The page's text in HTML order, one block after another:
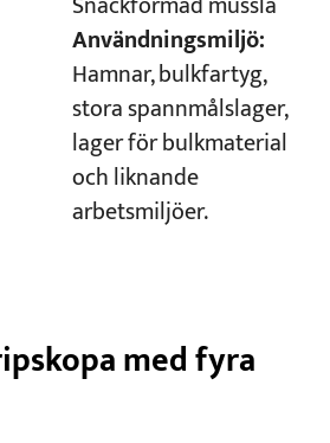
Användningsmiljö:
Hamnar, bulkfartyg,
stora spannmålslager,
lager för bulkmaterial
och liknande
arbetsmiljöer.
med fyra